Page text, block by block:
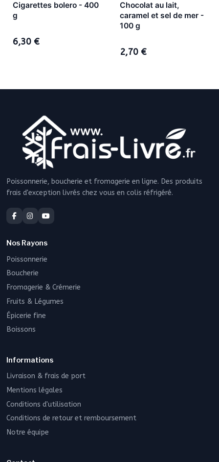
Cigarettes bolero - 400
g
6,30 €
Chocolat au lait,
caramel et sel de mer -
100 g
2,70 €
Poissonnerie, boucherie et fromagerie en ligne. Des produits
frais d'exception livrés chez vous en colis réfrigéré.
Nos Rayons
Poissonnerie
Boucherie
Fromagerie & Crémerie
Fruits & Légumes
Épicerie fine
Boissons
Informations
Livraison & frais de port
Mentions légales
Conditions d'utilisation
Conditions de retour et remboursement
Notre équipe